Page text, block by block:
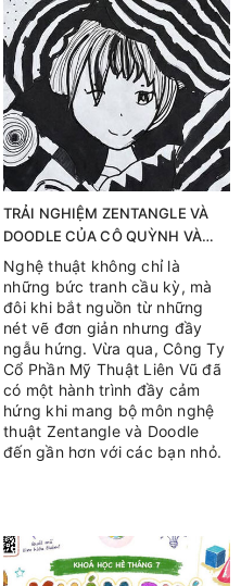
TRẢI NGHIỆM ZENTANGLE VÀ
DOODLE CỦA CÔ QUỲNH VÀ
CÁC BẠN NHỎ
Nghệ thuật không chỉ là
những bức tranh cầu kỳ, mà
đôi khi bắt nguồn từ những
nét vẽ đơn giản nhưng đầy
ngẫu hứng. Vừa qua, Công Ty
Cổ Phần Mỹ Thuật Liên Vũ đã
có một hành trình đầy cảm
hứng khi mang bộ môn nghệ
thuật Zentangle và Doodle
đến gần hơn với các bạn nhỏ.